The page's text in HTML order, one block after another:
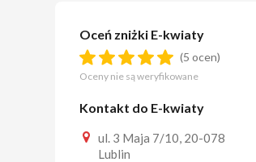
Oceń zniżki E-kwiaty
(5 ocen)
Oceny nie są weryfikowane
Kontakt do E-kwiaty
ul. 3 Maja 7/10, 20-078
Lublin